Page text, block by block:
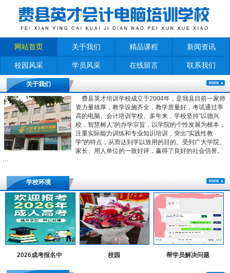
网站首页 关于我们 精品课程 新闻资讯
校园风采 学员风采 在线留言 联系我们
关于我们
费县英才培训学校成立于2004年，是我县目前一家师
资力量雄厚，教学设施齐全，教学质量好，考试通过率
高的电脑、会计培训学校。多年来，学校坚持"以德兴
校，智慧树人"的办学宗旨，以学院的个性发展为根本，
注重实际能力训练和专业知识培训，突出"实践性教
学"的特点，从而达到学以致用的目的。受到广大学院、
家长、用人单位的一致好评，赢得了良好的社会信誉。
…
学校环境
2026成考报名中 校园 帮学员解决问题